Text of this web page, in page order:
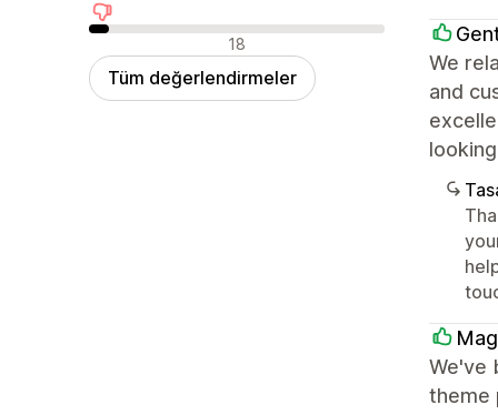
Olumsuz değerlendirmeler
18
Tüm değerlendirmeler
We
and
We've
theme